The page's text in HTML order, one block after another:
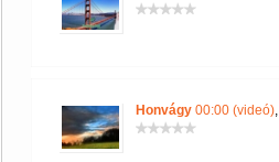
Honvágy 00:00 (videó),